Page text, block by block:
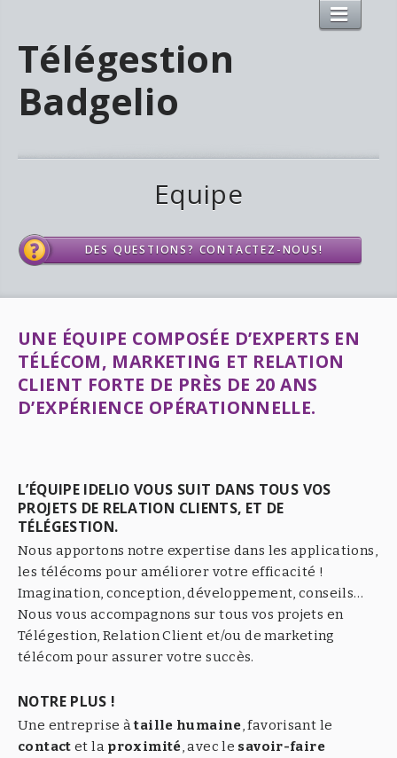
Télégestion
Badgelio
Equipe
DES QUESTIONS? CONTACTEZ-NOUS!
UNE ÉQUIPE COMPOSÉE D’EXPERTS EN
TÉLÉCOM, MARKETING ET RELATION
CLIENT FORTE DE PRÈS DE 20 ANS
D’EXPÉRIENCE OPÉRATIONNELLE.
L’ÉQUIPE IDELIO VOUS SUIT DANS TOUS VOS
PROJETS DE RELATION CLIENTS, ET DE
TÉLÉGESTION.
Nous apportons notre expertise dans les applications,
les télécoms pour améliorer votre efficacité !
Imagination, conception, développement, conseils…
Nous vous accompagnons sur tous vos projets en
Télégestion, Relation Client et/ou de marketing
télécom pour assurer votre succès.
NOTRE PLUS !
Une entreprise àtaille humaine , favorisant le
contact et la proximité , avec le savoir-faire